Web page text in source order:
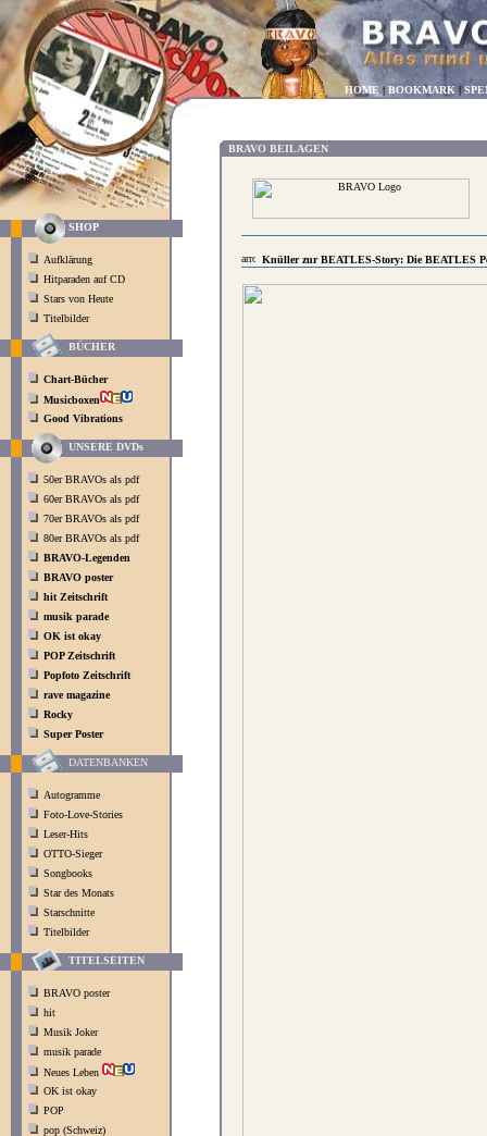
HOME | BOOKMARK |
SHOP
Aufklärung
Hitparaden auf CD
Stars von Heute
Titelbilder
BÜCHER
Chart-Bücher
Musicboxen
Good Vibrations
UNSERE DVDs
50er BRAVOs als pdf
60er BRAVOs als pdf
70er BRAVOs als pdf
80er BRAVOs als pdf
BRAVO-Legenden
BRAVO poster
hit Zeitschrift
musik parade
OK ist okay
POP Zeitschrift
Popfoto Zeitschrift
rave magazine
Rocky
Super Poster
DATENBANKEN
Autogramme
Foto-Love-Stories
Leser-Hits
OTTO-Sieger
Songbooks
Star des Monats
Starschnitte
Titelbilder
TITELSEITEN
BRAVO poster
hit
Musik Joker
musik parade
Neues Leben
OK ist okay
POP
pop (Schweiz)
BRAVO BEILAGEN
Knüller zur BEATLES-Story: Die BEATLES